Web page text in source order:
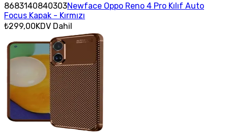
8683140840303Newface Oppo Reno 4 Pro Kılıf Auto
Focus Kapak - Kırmızı
₺299,00KDV Dahil